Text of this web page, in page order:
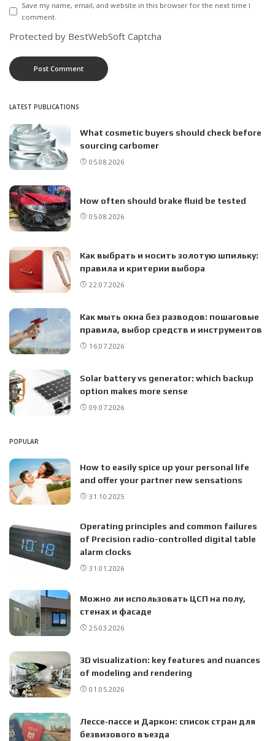
Save my name, email, and website in this browser for the next time I
comment.
Protected by BestWebSoft Captcha
LATEST PUBLICATIONS
What cosmetic buyers should check before
sourcing carbomer
05.08.2026
How often should brake fluid be tested
05.08.2026
Как выбрать и носить золотую шпильку:
правила и критерии выбора
22.07.2026
Как мыть окна без разводов: пошаговые
правила, выбор средств и инструментов
16.07.2026
Solar battery vs generator: which backup
option makes more sense
09.07.2026
POPULAR
How to easily spice up your personal life
and offer your partner new sensations
31.10.2025
Operating principles and common failures
of Precision radio-controlled digital table
alarm clocks
31.01.2026
Можно ли использовать ЦСП на полу,
стенах и фасаде
25.03.2026
3D visualization: key features and nuances
of modeling and rendering
01.05.2026
Лессе‑пассе и Даркон: список стран для
безвизового въезда